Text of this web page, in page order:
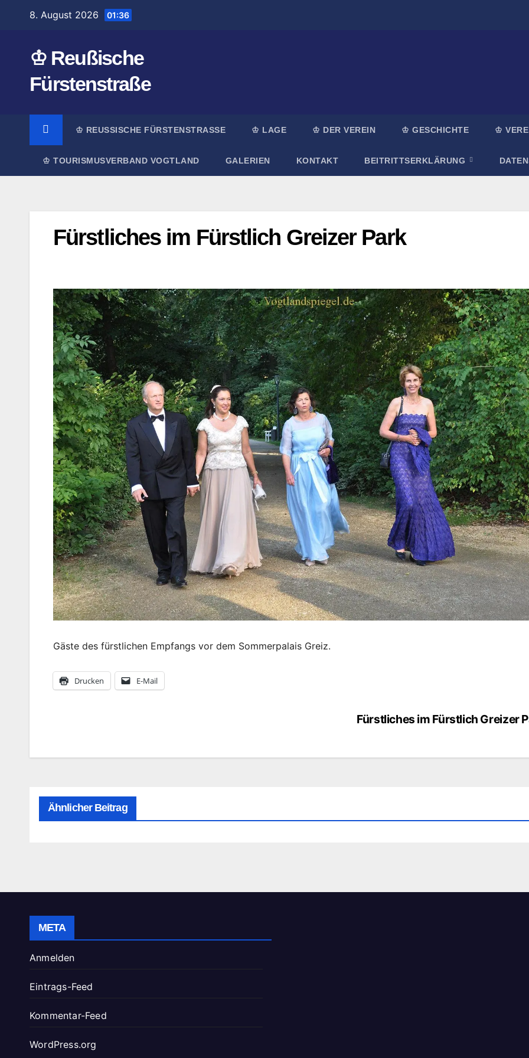
8. August 2026 01:36
♔ Reußische
Fürstenstraße
♔ REUSSISCHE FÜRSTENSTRASSE ♔ LAGE ♔ DER VEREIN ♔ GESCHICHTE ♔
♔ TOURISMUSVERBAND VOGTLAND GALERIEN KONTAKT BEITRITTSERKLÄRUNG
Fürstliches im Fürstlich Greizer Park
Gäste des fürstlichen Empfangs vor dem Sommerpalais Greiz.
Drucken E-Mail
Fürstliches im Fürstlich Greizer
Ähnlicher Beitrag
META
Anmelden
Eintrags-Feed
Kommentar-Feed
WordPress.org